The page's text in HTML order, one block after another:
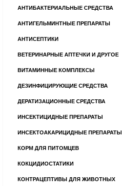
АНТИБАКТЕРИАЛЬНЫЕ СРЕДСТВА
АНТИГЕЛЬМИНТНЫЕ ПРЕПАРАТЫ
АНТИСЕПТИКИ
ВЕТЕРИНАРНЫЕ АПТЕЧКИ И ДРУГОЕ
ВИТАМИННЫЕ КОМПЛЕКСЫ
ДЕЗИНФИЦИРУЮЩИЕ СРЕДСТВА
ДЕРАТИЗАЦИОННЫЕ СРЕДСТВА
ИНСЕКТИЦИДНЫЕ ПРЕПАРАТЫ
ИНСЕКТОАКАРИЦИДНЫЕ ПРЕПАРАТЫ
КОРМ ДЛЯ ПИТОМЦЕВ
КОКЦИДИОСТАТИКИ
КОНТРАЦЕПТИВЫ ДЛЯ ЖИВОТНЫХ